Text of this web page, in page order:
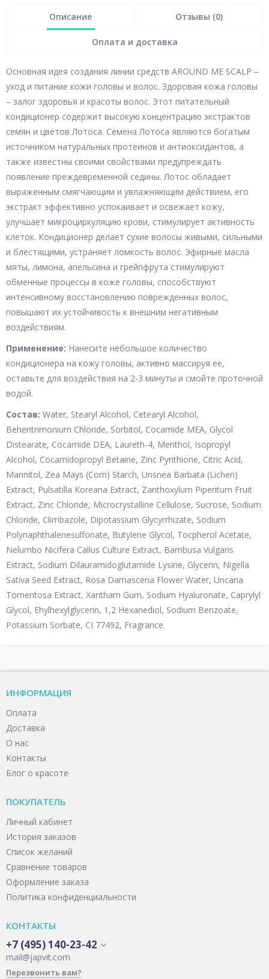
Описание Отзывы (0)
Оплата и доставка
Основная идея создания линии средств AROUND ME SCALP –
уход и питание кожи головы и волос. Здоровая кожа головы
– залог здоровья и красоты волос. Этот питательный
кондиционер содержит высокую концентрацию экстрактов
семян и цветов Лотоса. Семена Лотоса являются богатым
источником натуральных протеинов и антиоксидантов, а
также известны своими свойствами предупреждать
появление преждевременной седины. Лотос обладает
выраженным смягчающим и увлажняющим действием, его
экстракт эффективно успокаивает и освежает кожу,
улучшает микроциркуляцию крови, стимулирует активность
клеток. Кондиционер делает сухие волосы живыми, сильными
и блестящими, устраняет ломкость волос. Эфирные масла
мяты, лимона, апельсина и грейпфрута стимулируют
обменные процессы в коже головы, способствуют
интенсивному восстановлению поврежденных волос,
повышают их устойчивость к внешним негативным
воздействиям.
Применение: Нанесите небольшое количество
кондиционера на кожу головы, активно массируя ее,
оставьте для воздействия на 2-3 минуты и смойте проточной
водой.
Состав: Water, Stearyl Alcohol, Cetearyl Alcohol,
Behentrimonium Chloride, Sorbitol, Cocamide MEA, Glycol
Distearate, Cocamide DEA, Laureth-4, Menthol, Isopropyl
Alcohol, Cocamidopropyl Betaine, Zinc Pyrithione, Citric Acid,
Mannitol, Zea Mays (Corn) Starch, Unsnea Barbata (Lichen)
Extract, Pulsatilla Koreana Extract, Zanthoxylum Piperitum Fruit
Extract, Zinc Chloride, Microcrystalline Cellulose, Sucrose, Sodium
Chloride, Climbazole, Dipotassium Glycyrrhizate, Sodium
Polynaphthalenesulfonate, Butylene Glycol, Tocpherol Acetate,
Nelumbo Nicifera Callus Culture Extract, Bambusa Vulgaris
Extract, Sodium Dilauramidoglutamide Lysine, Glycerin, Nigella
Sativa Seed Extract, Rosa Damascena Flower Water, Uncaria
Tomentosa Extract, Xantham Gum, Sodium Hyaluronate, Caprylyl
Glycol, Ehylhexylglycerin, 1,2 Hexanediol, Sodium Benzoate,
Potassium Sorbate, CI 77492, Fragrance.
ИНФОРМАЦИЯ
Оплата
Доставка
О нас
Контакты
Блог о красоте
ПОКУПАТЕЛЬ
Личный кабинет
История заказов
Список желаний
Сравнение товаров
Оформление заказа
Политика конфиденциальности
КОНТАКТЫ
+7 (495) 140-23-42
mail@japvit.com
Перезвонить вам?